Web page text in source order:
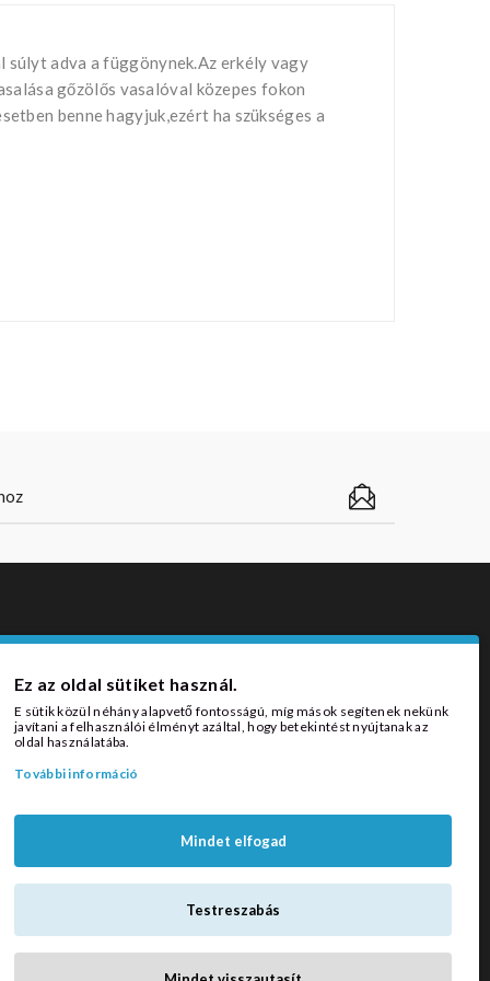
adva a függönynek.Az erkély vagy
gőzölős vasalóval közepes fokon
benne hagyjuk,ezért ha szükséges a
Ez az oldal sütiket használ.
E sütik közül néhány alapvető fontosságú, míg mások segítenek nekünk
javítani a felhasználói élményt azáltal, hogy betekintést nyújtanak az
oldal használatába.
További információ
Mindet elfogad
Testreszabás